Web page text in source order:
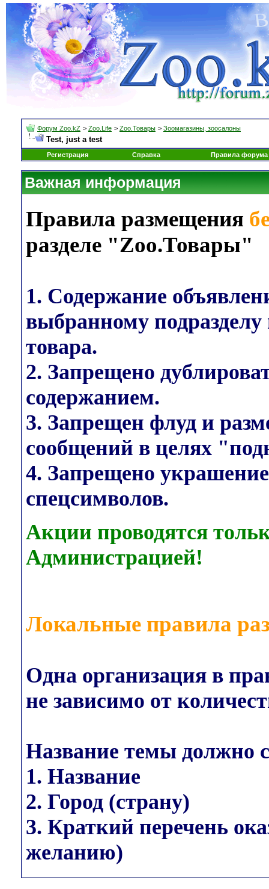
Форум Zoo.kZ > Zoo.Life > Zoo.Товары > Зоомагазины, зоосалоны
Test, just a test
Регистрация Справка Правила форума
Важная информация
Правила размещения
разделе "Zoo.Товары"
1. Содержание
выбранному
товара.
2. Запрещено
содержанием.
3. Запрещен флуд и
сообщений в целях
4. Запрещено
спецсимволов.
Акции проводятся
Администрацией!
Локальные правила
Одна организация в
не зависимо от
Название темы должно
1. Название
2. Город (страну)
3. Краткий перечень
желанию)